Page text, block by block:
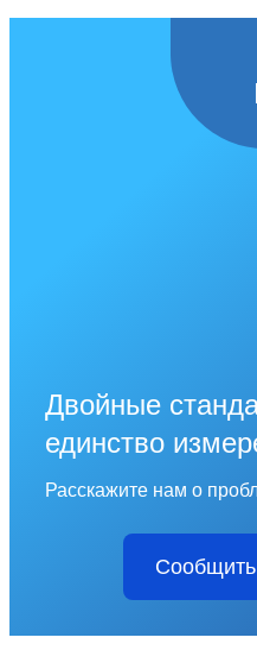
Двойные
единство
Расскажите нам о